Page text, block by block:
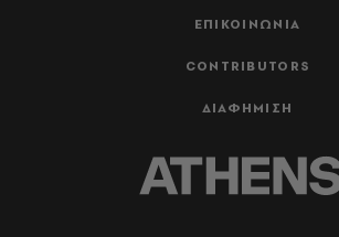
ΕΠΙΚΟΙΝΩΝΙΑ
CONTRIBUTORS
ΔΙΑΦΗΜΙΣΗ